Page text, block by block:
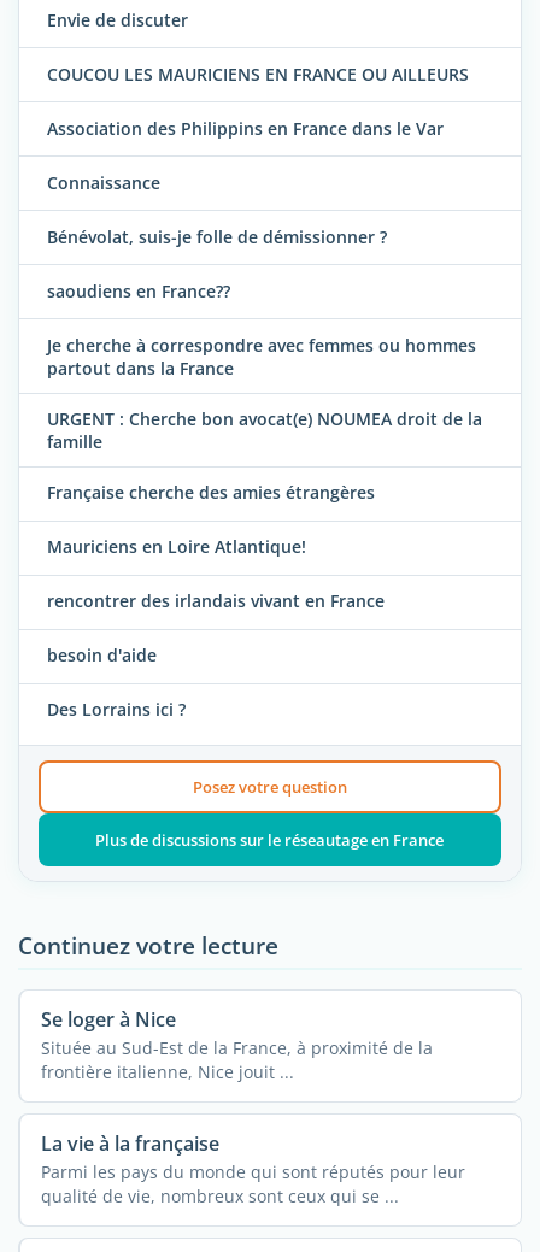
Envie de discuter
COUCOU LES MAURICIENS EN FRANCE OU AILLEURS
Association des Philippins en France dans le Var
Connaissance
Bénévolat, suis-je folle de démissionner ?
saoudiens en France??
Je cherche à correspondre avec femmes ou hommes
partout dans la France
URGENT : Cherche bon avocat(e) NOUMEA droit de la
famille
Française cherche des amies étrangères
Mauriciens en Loire Atlantique!
rencontrer des irlandais vivant en France
besoin d'aide
Des Lorrains ici ?
Posez votre question
Plus de discussions sur le réseautage en France
Continuez votre lecture
Se loger à Nice
Située au Sud-Est de la France, à proximité de la
frontière italienne, Nice jouit ...
La vie à la française
Parmi les pays du monde qui sont réputés pour leur
qualité de vie, nombreux sont ceux qui se ...